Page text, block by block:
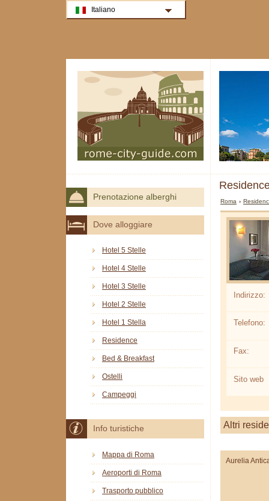
Roma ›
Indirizzo:
Telefono:
Fax:
Sito web
Altri
Aurelia
Prenotazione alberghi
Dove alloggiare
Hotel 5 Stelle
Hotel 4 Stelle
Hotel 3 Stelle
Hotel 2 Stelle
Hotel 1 Stella
Residence
Bed & Breakfast
Ostelli
Campeggi
Info turistiche
Mappa di Roma
Aeroporti di Roma
Trasporto pubblico
Italiano